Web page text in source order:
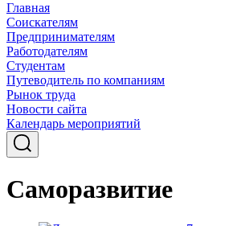
Главная
Соискателям
Предпринимателям
Работодателям
Студентам
Путеводитель по компаниям
Рынок труда
Новости сайта
Календарь мероприятий
Саморазвитие